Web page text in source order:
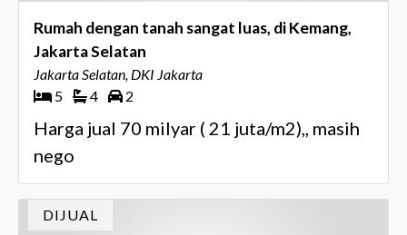
Rumah dengan tanah sangat luas, di Kemang,
Jakarta Selatan
Jakarta Selatan, DKI Jakarta
5
4 2
Harga jual 70 milyar ( 21 juta/m2),, masih
nego
DIJUAL